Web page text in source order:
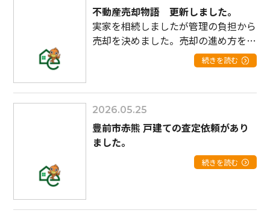
不動産売却物語 更新しました。
実家を相続しましたが管理の負担から
売却を決めました。売却の進め方を教
続きを読む
2026.05.25
豊前市赤熊 戸建ての査定依頼があり
ました。
続きを読む